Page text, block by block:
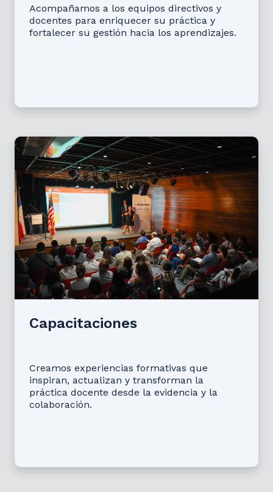
Acompañamos a los equipos directivos y
docentes para enriquecer su práctica y
fortalecer su gestión hacia los aprendizajes.
Capacitaciones
Creamos experiencias formativas que
inspiran, actualizan y transforman la
práctica docente desde la evidencia y la
colaboración.